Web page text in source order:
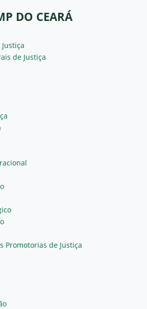
DO CEARÁ
de Justiça
Promotorias de Justiça